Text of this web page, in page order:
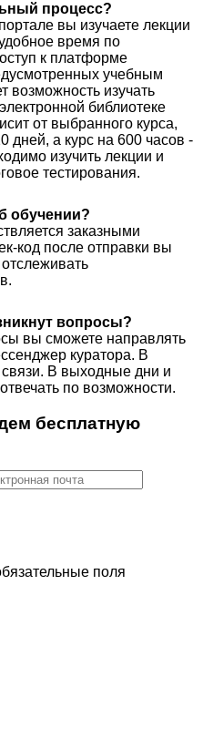
процесс?
вы изучаете лекции
время по
к платформе
учебным
возможность изучать
библиотеке
от выбранного курса,
дней, а курс на 600 часов -
изучить лекции и
тестирования.
обучении?
заказными
код после отправки вы
вопросы?
вы сможете направлять
куратора. В
В выходные дни и
по возможности.
бесплатную
поля